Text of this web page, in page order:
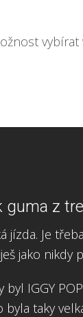
guma z
jízda. Je
jako nikdy
byl IGGY
taky